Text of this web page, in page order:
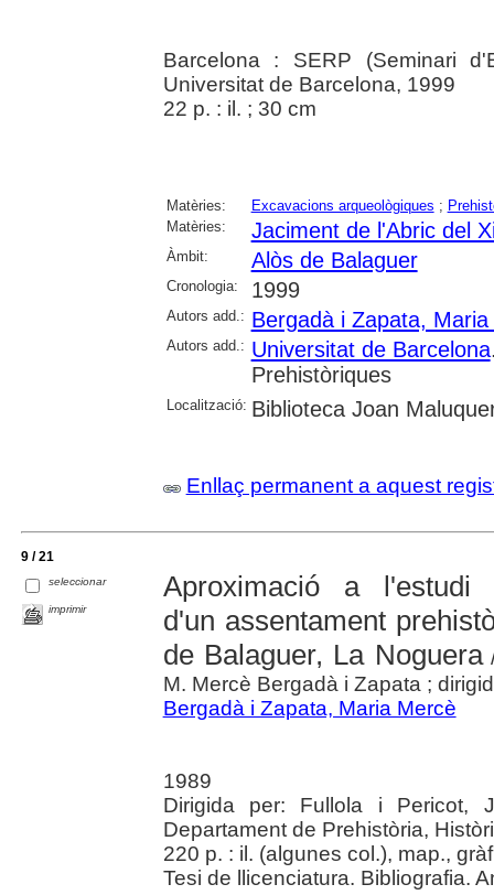
Barcelona : SERP (Seminari
Universitat de Barcelona, 1999
22 p. : il. ; 30 cm
Matèries: Excavacions arqueològiques ;
Matèries:
Jaciment de l'Abric del
Àmbit: Alòs de Balaguer
Cronologia: 1999
Autors add.: Bergadà i Zapata,
Autors add.: Universitat de Barcelona
Prehistòriques
Localització: Biblioteca Joan
Enllaç permanent a aquest
9 / 21
seleccionar
imprimir
Aproximació a l'estudi
d'un assentament
de Balaguer, La Noguera/
M. Mercè Bergadà i Zapata ;
Bergadà i Zapata, Maria Mercè
1989
Dirigida per: Fullola i Pericot,
Departament de Prehistòria,
220 p. : il. (algunes col.), map.,
Tesi de llicenciatura. Bibliografia.